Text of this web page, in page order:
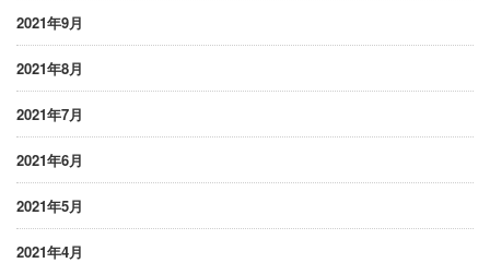
2021年9月
2021年8月
2021年7月
2021年6月
2021年5月
2021年4月